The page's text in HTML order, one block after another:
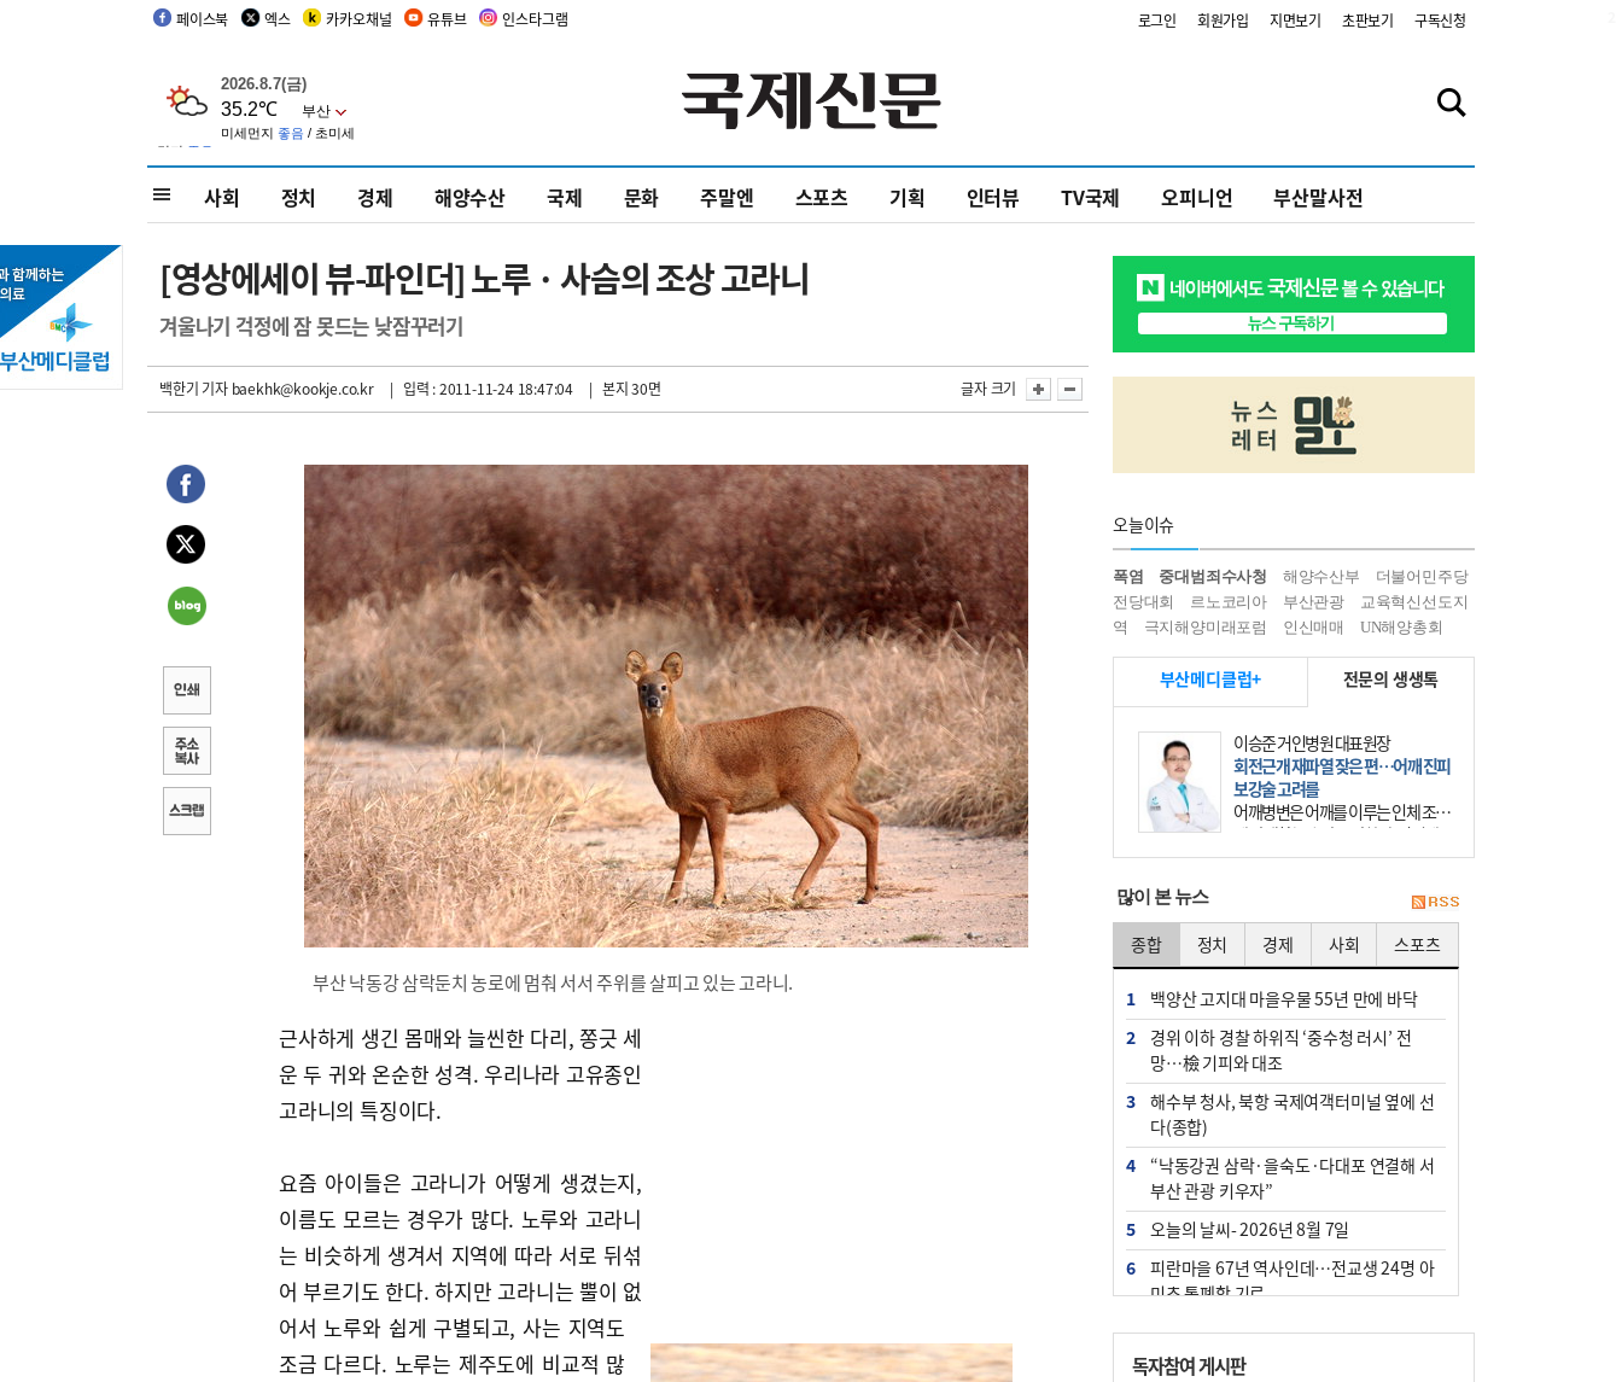
페이스북 엑스 카카오채널 유튜브 인스타그램 로그인 회원가입 지면보기 초판보기 구독신청
사회 정치 경제 해양수산 국제 문화 주말엔 스포츠 기획 인터뷰 TV국제 오피니언 부산말사전
[영상에세이 뷰-파인더] 노루 · 사슴의 조상 고라니
겨울나기 걱정에 잠 못드는 낮잠꾸러기
백한기 기자baekhk@kookje.co.kr | 입력 : 2011-11-24 18:47:04 | 본지 30면 글자 크기
부산 낙동강 삼락둔치 농로에 멈춰 서서 주위를 살피고 있는 고라니.
근사하게 생긴 몸매와 늘씬한 다리, 쫑긋 세
운 두 귀와 온순한 성격. 우리나라 고유종인
고라니의 특징이다.
요즘 아이들은 고라니가 어떻게 생겼는지,
이름도 모르는 경우가 많다. 노루와 고라니
는 비슷하게 생겨서 지역에 따라 서로 뒤섞
어 부르기도 한다. 하지만 고라니는 뿔이 없
어서 노루와 쉽게 구별되고, 사는 지역도
조금 다르다. 노루는 제주도에 비교적 많
오늘이슈
폭염 중대범죄수사청 해양수산부
더불어민주당
전당대회
르노코리아 부산관광
교육혁신선도지
역
극지해양미래포럼 인신매매 UN해양총회
부산메디클럽+ 전문의 생생톡
이승준 거인병원 대표원장
회전근개 재파열 잦은 편…어깨 진피
보강술 고려를
어깨병변은 어깨를 이루는 인체 조직
에 발생하는 손상을 말한다. 여기에
는 오십견과 회전근개 증후군, 어깨
많이 본 뉴스
종합 정치 경제 사회 스포츠
1
백양산 고지대 마을우물 55년 만에 바닥
2
경위 이하 경찰 하위직 ‘중수청 러시’ 전
망…檢 기피와 대조
3
해수부 청사, 북항 국제여객터미널 옆에 선
다(종합)
4
“낙동강권 삼락·을숙도·다대포 연결해 서
부산 관광 키우자”
5
오늘의 날씨- 2026년 8월 7일
6
피란마을 67년 역사인데…전교생 24명 아
미초 통폐합 기로
7
부울경 주말부터 비소식…‘극한 폭염’ 한풀
꺾일 듯
독자참여 게시판